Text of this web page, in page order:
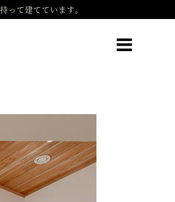
て建てています。